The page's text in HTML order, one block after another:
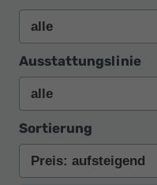
Ausstattungslinie
Sortierung